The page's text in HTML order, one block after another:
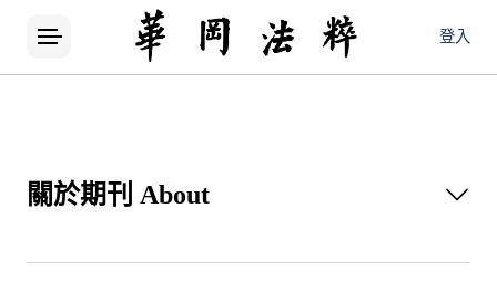
登入
關於期刊 About